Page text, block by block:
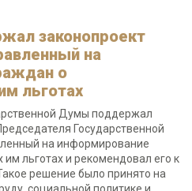
законопроект
на
о
льготах
Думы поддержал
Государственной
на информирование
льготах и рекомендовал его к
решение было принято на